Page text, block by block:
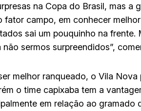
na Copa do Brasil, mas
fator campo, em conhecer
sai um pouquinho na
sermos surpreendidos”,
melhor ranqueado, o Vila
o time capixaba tem a
em relação ao